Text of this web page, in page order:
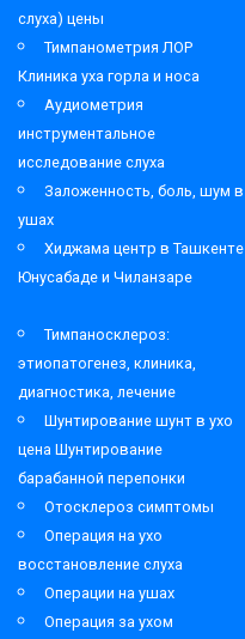
слуха) цены
Тимпанометрия ЛОР
Клиника уха горла и носа
Аудиометрия
инструментальное
исследование слуха
Заложенность, боль, шум в
ушах
Хиджама центр в Ташкенте
Юнусабаде и Чиланзаре
Тимпаносклероз:
этиопатогенез, клиника,
диагностика, лечение
Шунтирование шунт в ухо
цена Шунтирование
барабанной перепонки
Отосклероз симптомы
Операция на ухо
восстановление слуха
Операции на ушах
Операция за ухом